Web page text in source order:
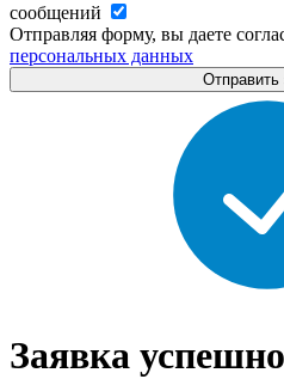
сообщений
Отправляя форму, вы даете
персональных данных
Отправить
Заявка